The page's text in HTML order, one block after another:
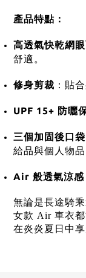
產品特點：
高透氣快乾網
舒適。
修身剪裁 ： 貼
UPF 15+ 防曬
三個加固後口
給品與個人物品
Air 般透氣涼感
無論是長途騎
女款 Air 車衣
在炎炎夏日中